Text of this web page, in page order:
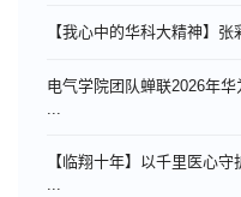
【我心中的华科大精神】
电气学院团队蝉联2026年
【临翔十年】以千里医心
...